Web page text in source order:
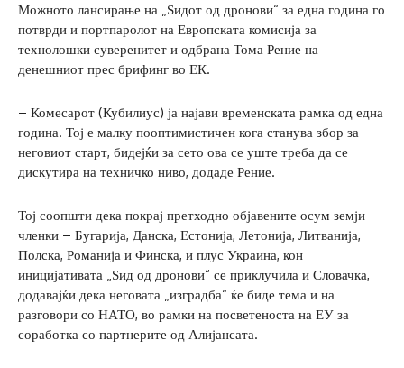
Можното лансирање на „Ѕидот од дронови“ за една година го
потврди и портпаролот на Европската комисија за
технолошки суверенитет и одбрана Тома Рение на
денешниот прес брифинг во ЕК.
– Комесарот (Кубилиус) ја најави временската рамка од една
година. Тој е малку пооптимистичен кога станува збор за
неговиот старт, бидејќи за сето ова се уште треба да се
дискутира на техничко ниво, додаде Рение.
Тој соопшти дека покрај претходно објавените осум земји
членки – Бугарија, Данска, Естонија, Летонија, Литванија,
Полска, Романија и Финска, и плус Украина, кон
иницијативата „Ѕид од дронови“ се приклучила и Словачка,
додавајќи дека неговата „изградба“ ќе биде тема и на
разговори со НАТО, во рамки на посветеноста на ЕУ за
соработка со партнерите од Алијансата.